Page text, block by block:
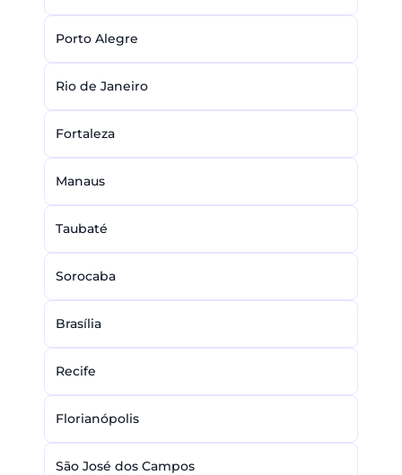
Porto Alegre
Rio de Janeiro
Fortaleza
Manaus
Taubaté
Sorocaba
Brasília
Recife
Florianópolis
São José dos Campos